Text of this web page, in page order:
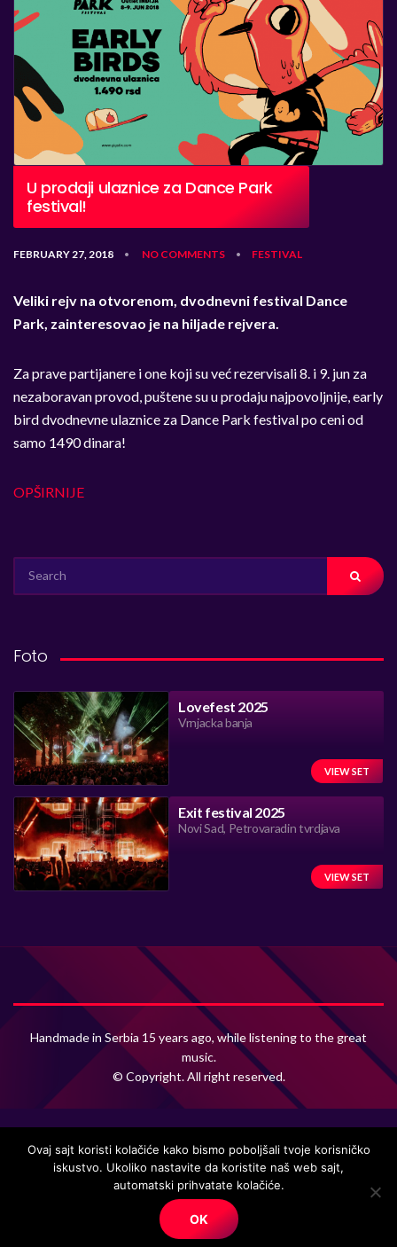
U prodaji ulaznice za Dance Park
festival!
FEBRUARY 27, 2018 • NO COMMENTS • FESTIVAL
Veliki rejv na otvorenom, dvodnevni festival Dance
Park, zainteresovao je na hiljade rejvera.
Za prave partijanere i one koji su već rezervisali 8. i 9. jun za
nezaboravan provod, puštene su u prodaju najpovoljnije, early
bird dvodnevne ulaznice za Dance Park festival po ceni od
samo 1490 dinara!
OPŠIRNIJE
FOR:
Foto
Lovefest 2025
Vrnjacka banja
VIEW SET
Exit festival 2025
Novi Sad, Petrovaradin tvrdjava
VIEW SET
Handmade in Serbia 15 years ago, while listening to the great
music.
© Copyright. All right reserved.
Ovaj sajt koristi kolačiće kako bismo poboljšali tvoje korisničko
iskustvo. Ukoliko nastavite da koristite naš web sajt,
automatski prihvatate kolačiće.
OK